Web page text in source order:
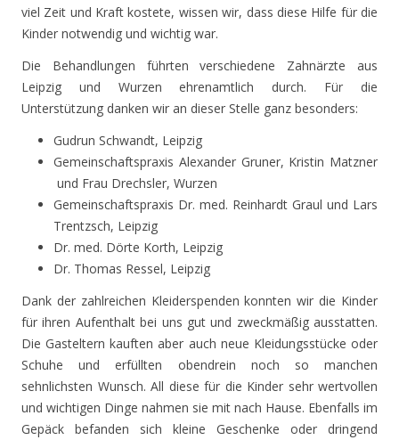
viel Zeit und Kraft kostete, wissen wir, dass diese Hilfe für die
Kinder notwendig und wichtig war.
Die Behandlungen führten verschiedene Zahnärzte aus
Leipzig und Wurzen ehrenamtlich durch. Für die
Unterstützung danken wir an dieser Stelle ganz besonders:
Gudrun Schwandt, Leipzig
Gemeinschaftspraxis Alexander Gruner, Kristin Matzner
und Frau Drechsler, Wurzen
Gemeinschaftspraxis Dr. med. Reinhardt Graul und Lars
Trentzsch, Leipzig
Dr. med. Dörte Korth, Leipzig
Dr. Thomas Ressel, Leipzig
Dank der zahlreichen Kleiderspenden konnten wir die Kinder
für ihren Aufenthalt bei uns gut und zweckmäßig ausstatten.
Die Gasteltern kauften aber auch neue Kleidungsstücke oder
Schuhe und erfüllten obendrein noch so manchen
sehnlichsten Wunsch. All diese für die Kinder sehr wertvollen
und wichtigen Dinge nahmen sie mit nach Hause. Ebenfalls im
Gepäck befanden sich kleine Geschenke oder dringend